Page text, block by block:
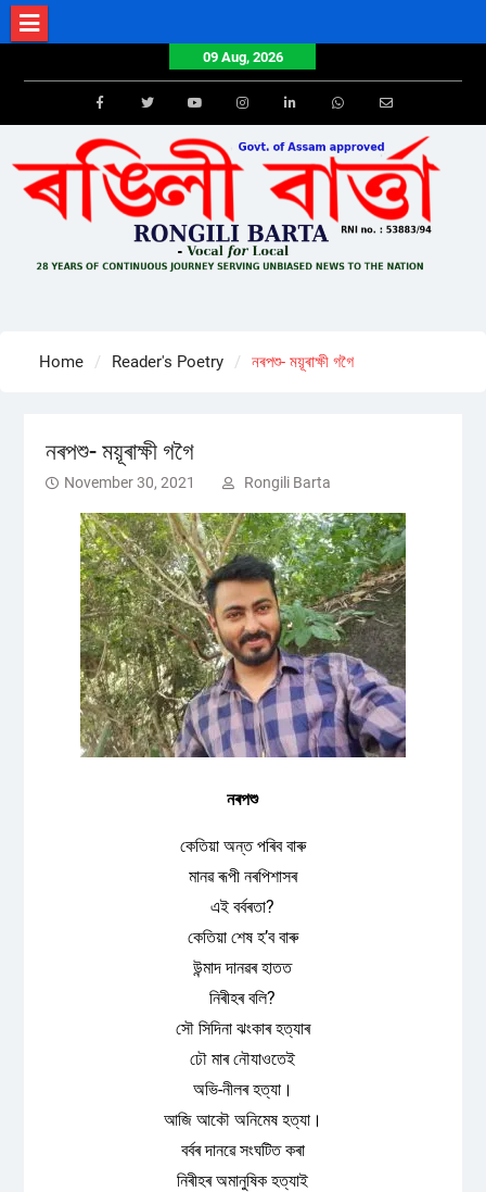
Skip
to
09 Aug, 2026
FacebookTwitterYoutube Email
Home Reader's Poetry নৰপশু- ময়ূৰাক্ষী গগৈ
নৰপশু- ময়ূৰাক্ষী গগৈ
November 30, 2021 Rongili Barta
নৰপশু
কেতিয়া অন্ত পৰিব বাৰু
মানৱ ৰূপী নৰপিশাসৰ
এই বৰ্বৰতা?
কেতিয়া শেষ হ’ব বাৰু
উন্মাদ দানৱৰ হাতত
নিৰীহৰ বলি?
সৌ সিদিনা ঝংকাৰ হত্যাৰ
ঢৌ মাৰ নৌযাওতেই
অভি-নীলৰ হত্যা।
আজি আকৌ অনিমেষ হত্যা।
বৰ্বৰ দানৱে সংঘটিত কৰা
নিৰীহৰ অমানুষিক হত্যাই